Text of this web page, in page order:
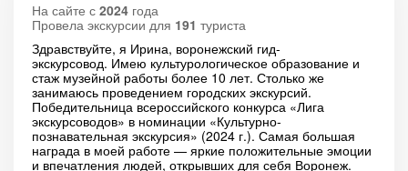
На сайте с 2024 года
Провела экскурсии для 191 туриста
Здравствуйте, я Ирина, воронежский гид-
экскурсовод. Имею культурологическое образование и
стаж музейной работы более 10 лет. Столько же
занимаюсь проведением городских экскурсий.
Победительница всероссийского конкурса «Лига
экскурсоводов» в номинации «Культурно-
познавательная экскурсия» (2024 г.). Самая большая
награда в моей работе — яркие положительные эмоции
и впечатления людей, открывших для себя Воронеж.